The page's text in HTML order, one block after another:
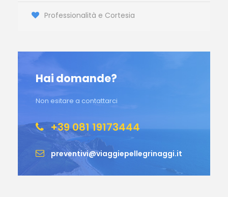
Professionalità e Cortesia
Hai domande?
Non esitare a contattarci
+39 081 19173444
preventivi@viaggiepellegrinaggi.it